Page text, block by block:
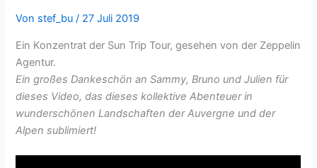
Von stef_bu/ 27 Juli 2019
Ein Konzentrat der Sun Trip Tour, gesehen von der Zeppelin
Agentur.
Ein großes Dankeschön an Sammy, Bruno und Julien für
dieses Video, das dieses kollektive Abenteuer in
wunderschönen Landschaften der Auvergne und der
Alpen sublimiert!